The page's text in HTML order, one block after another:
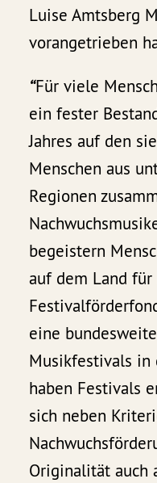
Luise Amtsberg
vorangetrieben
“Für viele
ein fester
Jahres auf den
Menschen aus
Regionen
begeistern
auf dem Land
eine
Musikfestivals in
haben Festivals
sich neben
Originalität auch